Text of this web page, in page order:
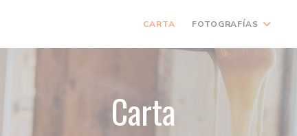
CARTA FOTOGRAFÍAS
Carta